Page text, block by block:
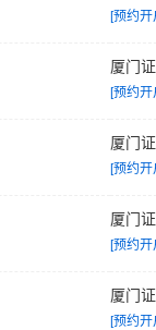
[预约开
厦门
[预约开
厦门
[预约开
厦门
[预约开
厦门
[预约开